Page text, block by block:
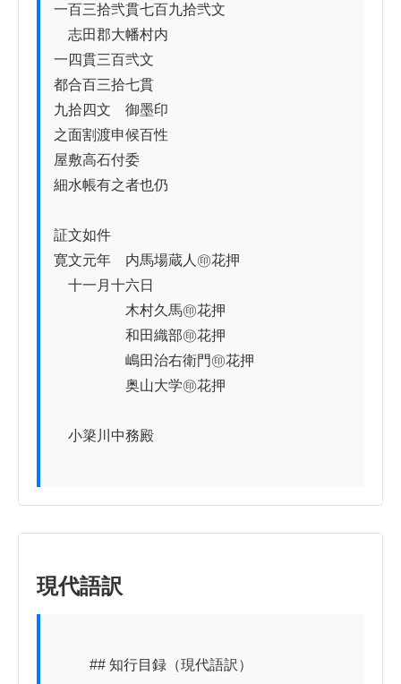
一百三拾弐貫七百九拾弐文
志田郡大幡村内
一四貫三百弐文
都合百三拾七貫
九拾四文　御墨印
之面割渡申候百性
屋敷高石付委
細水帳有之者也仍
証文如件
寛文元年　内馬場蔵人㊞花押
十一月十六日
木村久馬㊞花押
和田織部㊞花押
嶋田治右衛門㊞花押
奥山大学㊞花押
小簗川中務殿
現代語訳